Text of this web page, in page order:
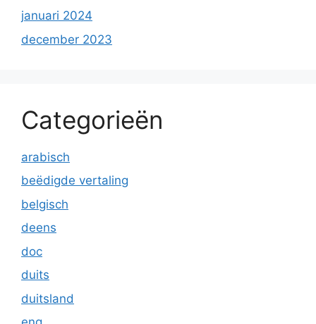
januari 2024
december 2023
Categorieën
arabisch
beëdigde vertaling
belgisch
deens
doc
duits
duitsland